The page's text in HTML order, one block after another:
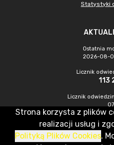
Statystyki
Ostatnia
2026-08-
Licznik
113
Licznik
07
CMS & Hosting: Nefeni Sp. z o.o.
Strona korzysta z plików
realizacji usług i
Polityką Plików Cookies.